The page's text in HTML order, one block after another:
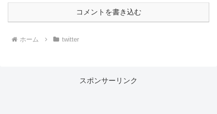
コメントを書き込む
ホーム twitter
スポンサーリンク